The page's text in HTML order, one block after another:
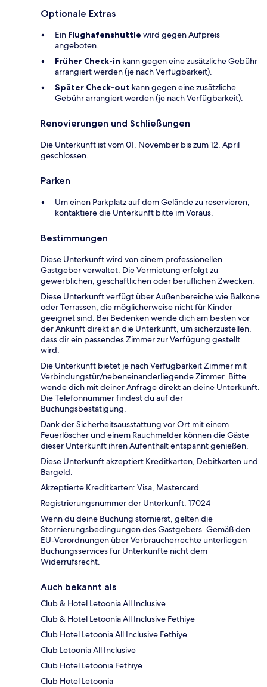
Optionale Extras
Ein Flughafenshuttle wird gegen Aufpreis
angeboten.
Früher Check-in kann gegen eine zusätzliche Gebühr
arrangiert werden (je nach Verfügbarkeit).
Später Check-out kann gegen eine zusätzliche
Gebühr arrangiert werden (je nach Verfügbarkeit).
Renovierungen und Schließungen
Die Unterkunft ist vom 01. November bis zum 12. April
geschlossen.
Parken
Um einen Parkplatz auf dem Gelände zu reservieren,
kontaktiere die Unterkunft bitte im Voraus.
Bestimmungen
Diese Unterkunft wird von einem professionellen
Gastgeber verwaltet. Die Vermietung erfolgt zu
gewerblichen, geschäftlichen oder beruflichen Zwecken.
Diese Unterkunft verfügt über Außenbereiche wie Balkone
oder Terrassen, die möglicherweise nicht für Kinder
geeignet sind. Bei Bedenken wende dich am besten vor
der Ankunft direkt an die Unterkunft, um sicherzustellen,
dass dir ein passendes Zimmer zur Verfügung gestellt
wird.
Die Unterkunft bietet je nach Verfügbarkeit Zimmer mit
Verbindungstür/nebeneinanderliegende Zimmer. Bitte
wende dich mit deiner Anfrage direkt an deine Unterkunft.
Die Telefonnummer findest du auf der
Buchungsbestätigung.
Dank der Sicherheitsausstattung vor Ort mit einem
Feuerlöscher und einem Rauchmelder können die Gäste
dieser Unterkunft ihren Aufenthalt entspannt genießen.
Diese Unterkunft akzeptiert Kreditkarten, Debitkarten und
Bargeld.
Akzeptierte Kreditkarten: Visa, Mastercard
Registrierungsnummer der Unterkunft: 17024
Wenn du deine Buchung stornierst, gelten die
Stornierungsbedingungen des Gastgebers. Gemäß den
EU-Verordnungen über Verbraucherrechte unterliegen
Buchungsservices für Unterkünfte nicht dem
Widerrufsrecht.
Auch bekannt als
Club & Hotel Letoonia All Inclusive
Club & Hotel Letoonia All Inclusive Fethiye
Club Hotel Letoonia All Inclusive Fethiye
Club Letoonia All Inclusive
Club Hotel Letoonia Fethiye
Club Hotel Letoonia